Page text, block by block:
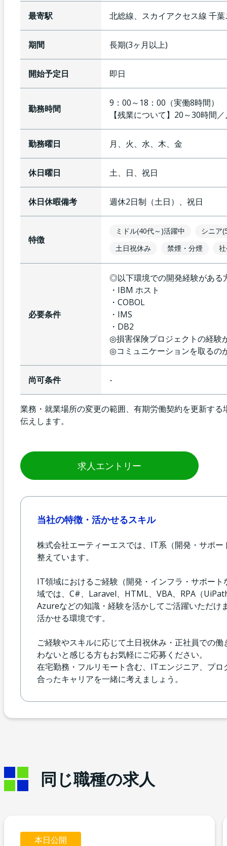
最寄駅 北総線、スカイアクセス線 千
期間 長期(3ヶ月以上)
開始予定日 即日
勤務時間
9：00～18：00（実働8時間）
【残業について】 20～30時間
勤務曜日 月、火、水、木、金
休日曜日 土、日、祝日
休日休暇備考 週休2日制（土日）、祝日
特徴
ミドル(40代～)活躍中
シニア
土日祝休み
禁煙・分煙
必要条件
◎以下環境での開発経験がある
・IBM ホスト
・COBOL
・IMS
・DB2
◎損害保険プロジェクトの経験
◎コミュニケーションを取るの
尚可条件 -
業務・就業場所の変更の範囲、有期労働契約を更新す
伝えします。
求人エントリー
当社の特徴・活かせるスキル
株式会社エーティーエスでは、IT系（開発・サポ
整えています。
IT領域におけるご経験（開発・インフラ・サポー
域では、C#、Laravel、HTML、VBA、RPA（
Azureなどの知識・経験を活かしてご活躍いただ
活かせる環境です。
ご経験やスキルに応じて土日祝休み・正社員での
わないと感じる方もお気軽にご応募ください。
在宅勤務・フルリモート含む、ITエンジニア、プ
合ったキャリアを一緒に考えましょう。
同じ職種の求人
本日公開